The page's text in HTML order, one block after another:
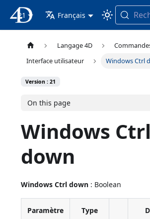
4D Documentation
21 Français
Langage 4D
Interface utilisateur
Windows Ctrl
Version : 21
On this page
Windows Ctrl
down
Windows Ctrl down : Boolean
Paramètre Type